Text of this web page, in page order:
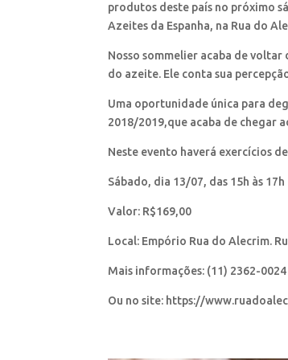
produtos deste país no próximo
Azeites da Espanha, na Rua do
Nosso sommelier acaba de voltar
do azeite. Ele conta sua
Uma oportunidade única para
2018/2019,que acaba de chegar
Neste evento haverá exercícios
Sábado, dia 13/07, das 15h às 17h
Valor: R$169,00
Local: Empório Rua do Alecrim.
Mais informações: (11) 2362-
Ou no site: https://